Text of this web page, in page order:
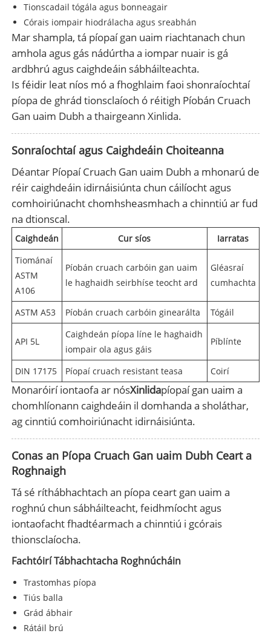
Tionscadail tógála agus bonneagair
Córais iompair hiodrálacha agus sreabhán
Mar shampla, tá píopaí gan uaim riachtanach chun
amhola agus gás nádúrtha a iompar nuair is gá
ardbhrú agus caighdeáin sábháilteachta.
Is féidir leat níos mó a fhoghlaim faoi shonraíochtaí
píopa de ghrád tionsclaíoch ó réitigh Píobán Cruach
Gan uaim Dubh a thairgeann Xinlida.
Sonraíochtaí agus Caighdeáin Choiteanna
Déantar Píopaí Cruach Gan uaim Dubh a mhonarú de
réir caighdeáin idirnáisiúnta chun cáilíocht agus
comhoiriúnacht chomhsheasmhach a chinntiú ar fud
na dtionscal.
Caighdeán Cur síos
Iarratas
Tiománaí
ASTM
A106
Píobán cruach carbóin gan uaim
le haghaidh seirbhíse teocht ard
Gléasraí
cumhachta
ASTM A53 Píobán cruach carbóin ginearálta Tógáil
API 5L
Caighdeán píopa líne le haghaidh
iompair ola agus gáis
Píblínte
DIN 17175 Píopaí cruach resistant teasa Coirí
Monaróirí iontaofa ar nósXinlidapíopaí gan uaim a
chomhlíonann caighdeáin il domhanda a sholáthar,
ag cinntiú comhoiriúnacht idirnáisiúnta.
Conas an Píopa Cruach Gan uaim Dubh Ceart a
Roghnaigh
Tá sé ríthábhachtach an píopa ceart gan uaim a
roghnú chun sábháilteacht, feidhmíocht agus
iontaofacht fhadtéarmach a chinntiú i gcórais
thionsclaíocha.
Fachtóirí Tábhachtacha Roghnúcháin
Trastomhas píopa
Tiús balla
Grád ábhair
Rátáil brú